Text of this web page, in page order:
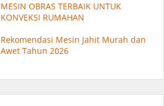
MESIN OBRAS TERBAIK UNTUK
KONVEKSI RUMAHAN
Rekomendasi Mesin Jahit Murah dan
Awet Tahun 2026